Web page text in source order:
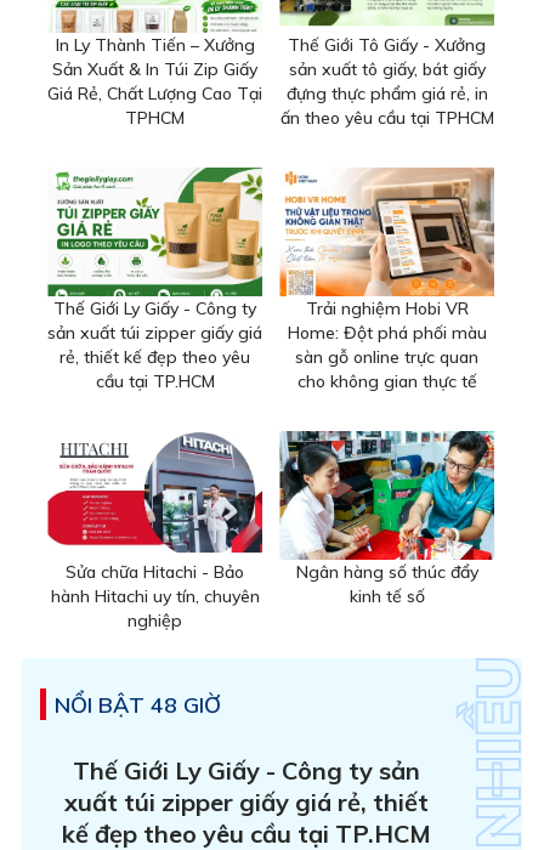
In Ly Thành Tiến – Xưởng
Sản Xuất & In Túi Zip Giấy
Giá Rẻ, Chất Lượng Cao Tại
TPHCM
Thế Giới Tô Giấy - Xưởng
sản xuất tô giấy, bát giấy
đựng thực phẩm giá rẻ, in
ấn theo yêu cầu tại TPHCM
Thế Giới Ly Giấy - Công ty
sản xuất túi zipper giấy giá
rẻ, thiết kế đẹp theo yêu
cầu tại TP.HCM
Trải nghiệm Hobi VR
Home: Đột phá phối màu
sàn gỗ online trực quan
cho không gian thực tế
Sửa chữa Hitachi - Bảo
hành Hitachi uy tín, chuyên
nghiệp
Ngân hàng số thúc đẩy
kinh tế số
NỔI BẬT 48 GIỜ
Thế Giới Ly Giấy - Công ty sản
xuất túi zipper giấy giá rẻ, thiết
kế đẹp theo yêu cầu tại TP.HCM